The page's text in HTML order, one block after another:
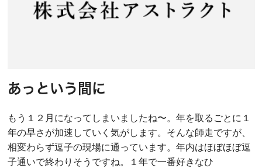
あっという間に
もう１２月になってしまいましたね〜。年を取るごとに１
年の早さが加速していく気がします。そんな師走ですが、
相変わらず逗子の現場に通っています。年内はほぼほぼ逗
子通いで終わりそうですね。１年で一番好きなひ